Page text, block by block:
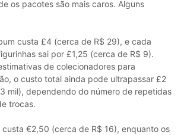
os pacotes são mais caros. Alguns
custa £4 (cerca de R$ 29), e cada
sai por £1,25 (cerca de R$ 9).
de colecionadores para
o custo total ainda pode ultrapassar £2
mil), dependendo do número de repetidas
trocas.
custa €2,50 (cerca de R$ 16), enquanto os